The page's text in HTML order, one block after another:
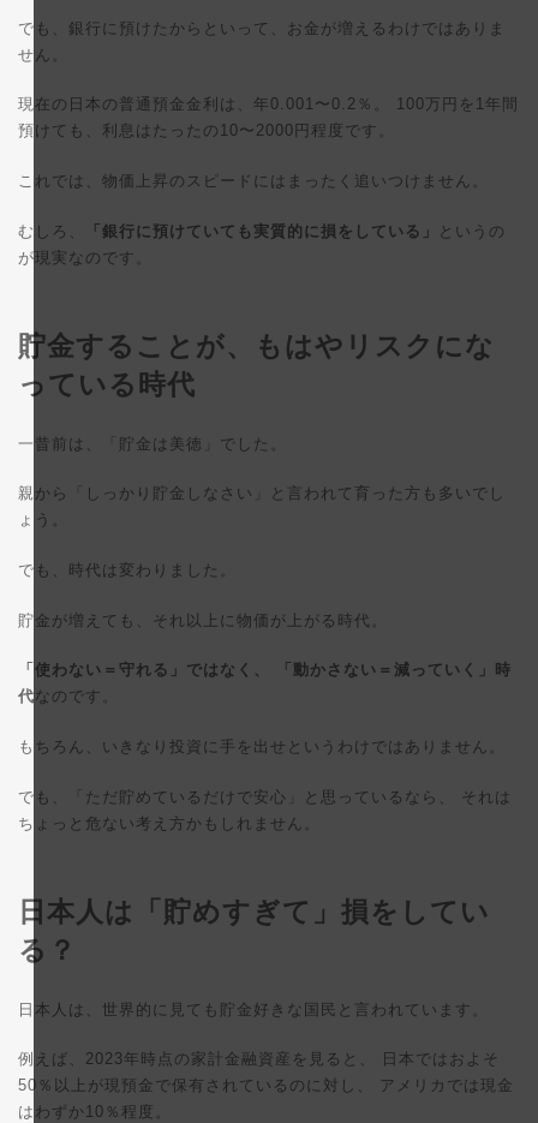
でも、銀行に預けたからといって、お金が増えるわけではありま
せん。
現在の日本の普通預金金利は、年0.001〜0.2％。 100万円を1年間
預けても、利息はたったの10〜2000円程度です。
これでは、物価上昇のスピードにはまったく追いつけません。
むしろ、 「銀行に預けていても実質的に損をしている」
というの
が現実なのです。
貯金することが、もはやリスクにな
っている時代
一昔前は、「貯金は美徳」でした。
親から「しっかり貯金しなさい」と言われて育った方も多いでし
ょう。
でも、時代は変わりました。
貯金が増えても、それ以上に物価が上がる時代。
「使わない＝守れる」ではなく、 「動かさない＝減っていく」時
代なのです。
もちろん、いきなり投資に手を出せというわけではありません。
でも、「ただ貯めているだけで安心」と思っているなら、 それは
ちょっと危ない考え方かもしれません。
日本人は「貯めすぎて」損をしてい
る？
日本人は、世界的に見ても貯金好きな国民と言われています。
例えば、2023年時点の家計金融資産を見ると、 日本ではおよそ
50％以上が現預金で保有されているのに対し、 アメリカでは現金
はわずか10％程度。